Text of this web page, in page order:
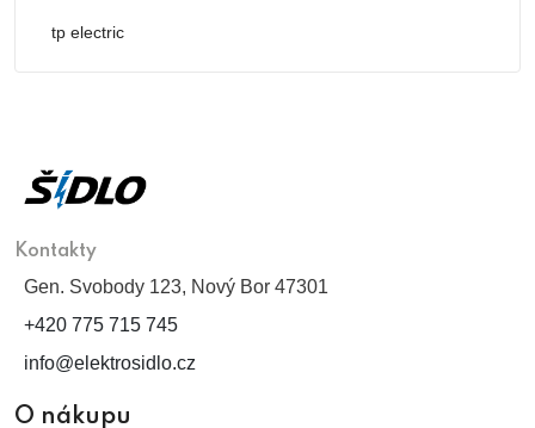
tp electric
Kontakty
Gen. Svobody 123, Nový Bor 47301
+420 775 715 745
info@elektrosidlo.cz
O nákupu